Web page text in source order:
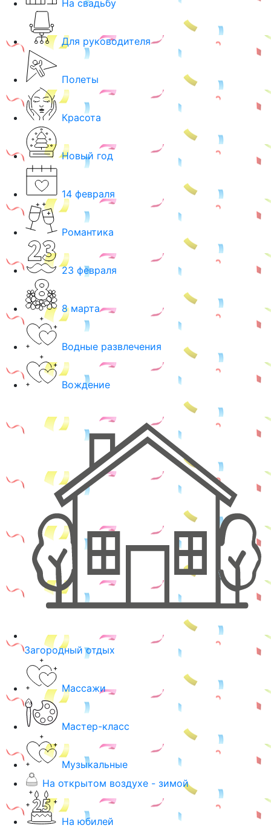
На свадьбу
Для руководителя
Полеты
Красота
Новый год
14 февраля
Романтика
23 февраля
8 марта
Водные развлечения
Вождение
Загородный отдых
Массажи
Мастер-класс
Музыкальные
На открытом воздухе - зимой
На юбилей